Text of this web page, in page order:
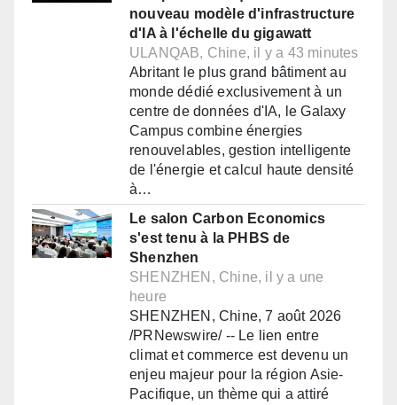
nouveau modèle d'infrastructure
d'IA à l'échelle du gigawatt
ULANQAB, Chine, il y a 43 minutes
Abritant le plus grand bâtiment au
monde dédié exclusivement à un
centre de données d'IA, le Galaxy
Campus combine énergies
renouvelables, gestion intelligente
de l'énergie et calcul haute densité
à…
Le salon Carbon Economics
s'est tenu à la PHBS de
Shenzhen
SHENZHEN, Chine, il y a une
heure
SHENZHEN, Chine, 7 août 2026
/PRNewswire/ -- Le lien entre
climat et commerce est devenu un
enjeu majeur pour la région Asie-
Pacifique, un thème qui a attiré